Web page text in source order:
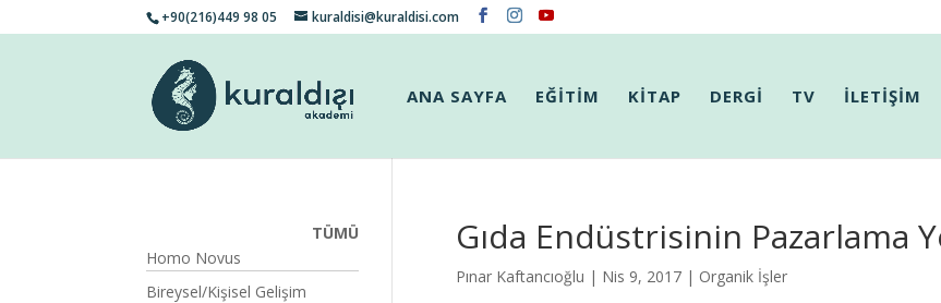
+90(216)449 98 05 kuraldisi@kuraldisi.com
ANA SAYFA EĞİTİM KİTAP DERGİ TV İLETİŞİM
Gıda Endüstrisinin Pazarlama
Pınar Kaftancıoğlu | Nis 9, 2017 | Organik İşler
TÜMÜ
Homo Novus
Bireysel/Kişisel Gelişim